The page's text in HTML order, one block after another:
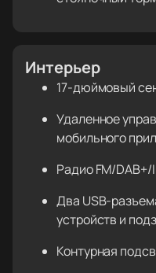
Интерьер
17-дюймовый
Удаленное
мобильного
Радио FM/
Два USB-
устройств и
Контурная